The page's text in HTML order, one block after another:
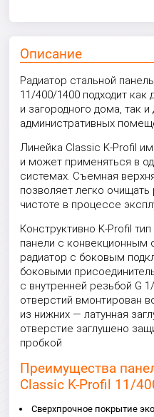
Описание
Радиатор стальной
11/400/1400 подходит как
и загородного дома, так
административных
Линейка Classic K-Profil
и может применяться в
системах. Съемная
позволяет легко
чистоте в процессе
Конструктивно K-Profil
панели с
радиатор с боковым
боковыми
с внутренней резьбой G
отверстий вмонтирован
из нижних — латунная
отверстие заглушено
пробкой
Преимущества
Classic K-Profil 11/
Сверхпрочное покрытие